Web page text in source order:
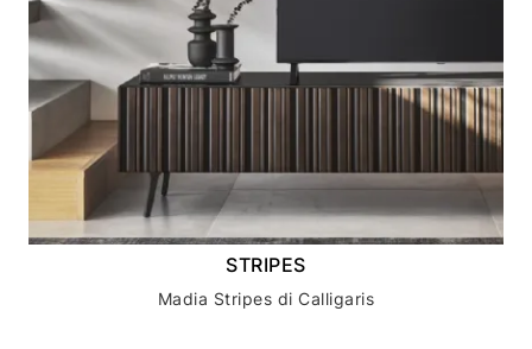
STRIPES
Madia Stripes di Calligaris